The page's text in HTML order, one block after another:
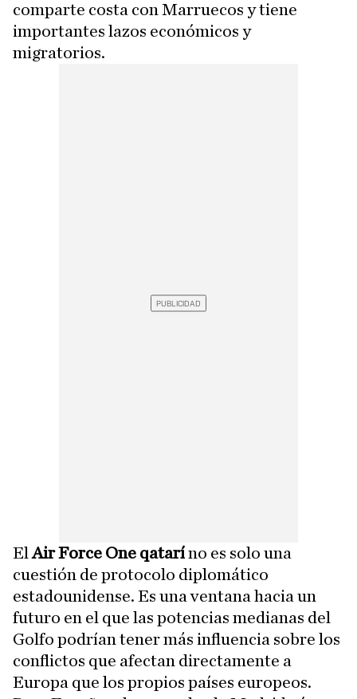
comparte costa con Marruecos y tiene
importantes lazos económicos y
migratorios.
ElAir Force One qataríno es solo una
cuestión de protocolo diplomático
estadounidense. Es una ventana hacia un
futuro en el que las potencias medianas del
Golfo podrían tener más influencia sobre los
conflictos que afectan directamente a
Europa que los propios países europeos.